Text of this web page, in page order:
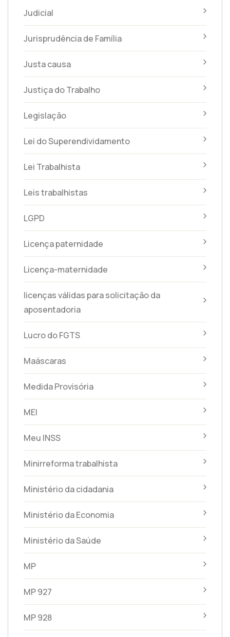
Judicial
Jurisprudência de Família
Justa causa
Justiça do Trabalho
Legislação
Lei do Superendividamento
Lei Trabalhista
Leis trabalhistas
LGPD
Licença paternidade
Licença-maternidade
licenças válidas para solicitação da
aposentadoria
Lucro do FGTS
Maáscaras
Medida Provisória
MEI
Meu INSS
Minirreforma trabalhista
Ministério da cidadania
Ministério da Economia
Ministério da Saúde
MP
MP 927
MP 928